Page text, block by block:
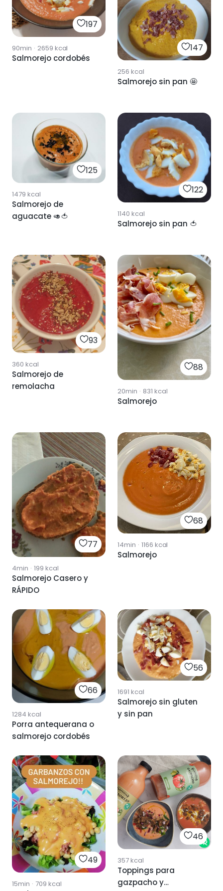
197
90min · 2659 kcal
Salmorejo cordobés
147
256 kcal
Salmorejo sin pan 🤩
125
1479 kcal
Salmorejo de
aguacate 🥑🍅
122
1140 kcal
Salmorejo sin pan 🍅
93
360 kcal
Salmorejo de
remolacha
88
20min · 831 kcal
Salmorejo
77
4min · 199 kcal
Salmorejo Casero y
RÁPIDO
68
14min · 1166 kcal
Salmorejo
66
1284 kcal
Porra antequerana o
salmorejo cordobés
56
1691 kcal
Salmorejo sin gluten
y sin pan
49
15min · 709 kcal
46
357kcal
Toppings para
gazpacho y